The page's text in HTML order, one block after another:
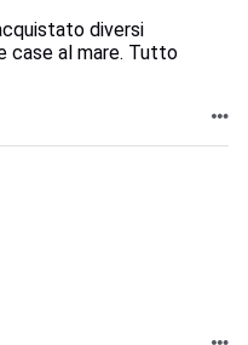
diversi
case al mare. Tutto